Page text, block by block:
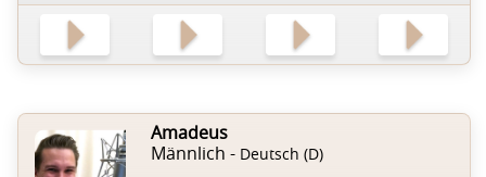
Amadeus
Männlich - Deutsch (D)